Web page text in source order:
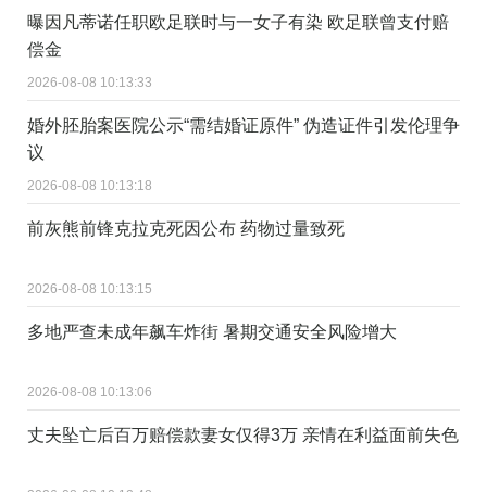
曝因凡蒂诺任职欧足联时与一女子有染 欧足联曾支付赔
偿金
2026-08-08 10:13:33
婚外胚胎案医院公示“需结婚证原件” 伪造证件引发伦理争
议
2026-08-08 10:13:18
前灰熊前锋克拉克死因公布 药物过量致死
2026-08-08 10:13:15
多地严查未成年飙车炸街 暑期交通安全风险增大
2026-08-08 10:13:06
丈夫坠亡后百万赔偿款妻女仅得3万 亲情在利益面前失色